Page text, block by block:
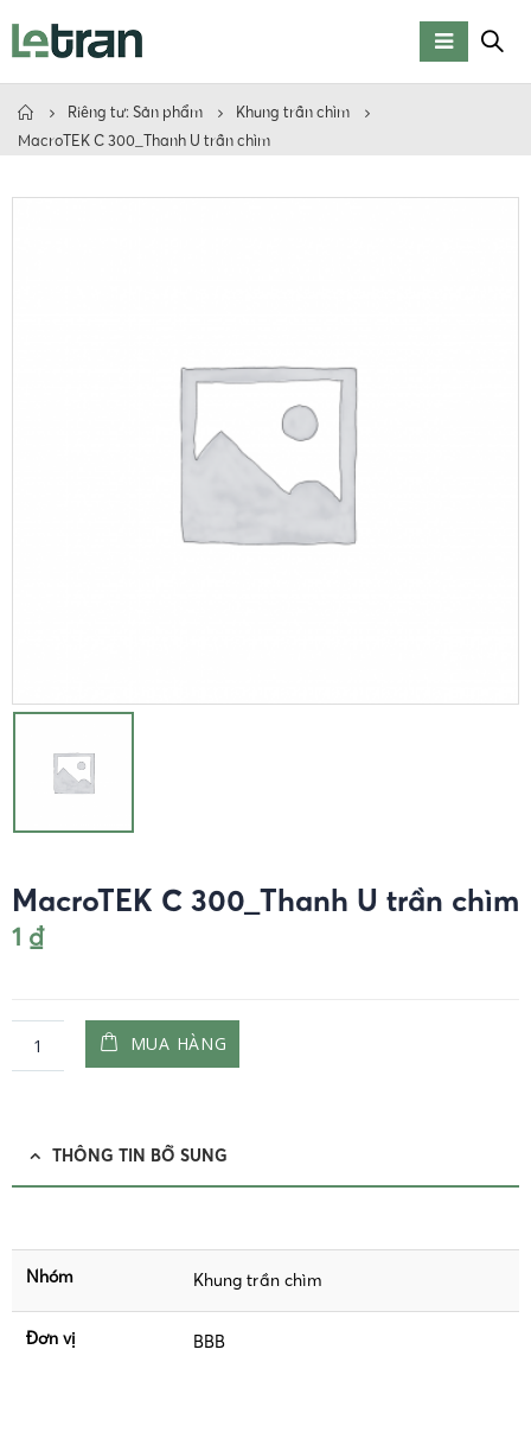
Riêng tư: Sản phẩm
Khung trần chìm
MacroTEK C 300_Thanh U trần chìm
MacroTEK C 300_Thanh U trần chìm
1 ₫
MUA HÀNG
THÔNG TIN BỔ SUNG
Nhóm Khung trần chìm
Đơn vị BBB